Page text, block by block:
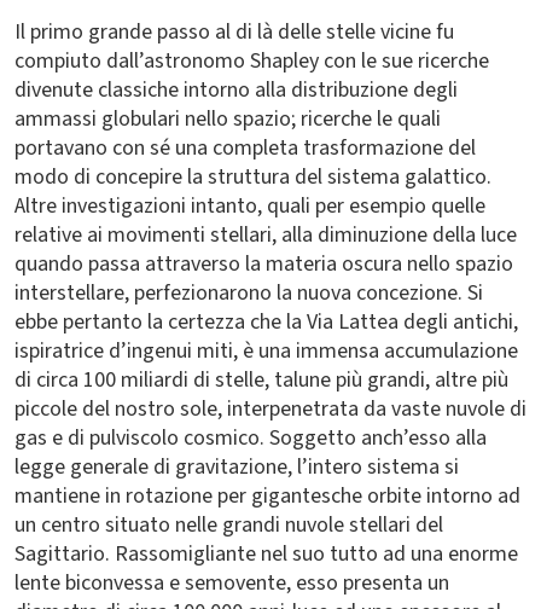
Il primo grande passo al di là delle stelle vicine fu
compiuto dall’astronomo Shapley con le sue ricerche
divenute classiche intorno alla distribuzione degli
ammassi globulari nello spazio; ricerche le quali
portavano con sé una completa trasformazione del
modo di concepire la struttura del sistema galattico.
Altre investigazioni intanto, quali per esempio quelle
relative ai movimenti stellari, alla diminuzione della luce
quando passa attraverso la materia oscura nello spazio
interstellare, perfezionarono la nuova concezione. Si
ebbe pertanto la certezza che la Via Lattea degli antichi,
ispiratrice d’ingenui miti, è una immensa accumulazione
di circa 100 miliardi di stelle, talune più grandi, altre più
piccole del nostro sole, interpenetrata da vaste nuvole di
gas e di pulviscolo cosmico. Soggetto anch’esso alla
legge generale di gravitazione, l’intero sistema si
mantiene in rotazione per gigantesche orbite intorno ad
un centro situato nelle grandi nuvole stellari del
Sagittario. Rassomigliante nel suo tutto ad una enorme
lente biconvessa e semovente, esso presenta un